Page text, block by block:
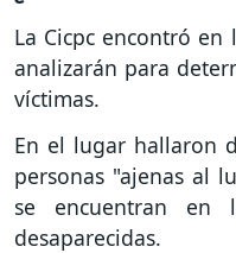
La Cicpc encontró
analizarán para
víctimas.
En el lugar hallaron
personas "ajenas al
se encuentran en
desaparecidas.